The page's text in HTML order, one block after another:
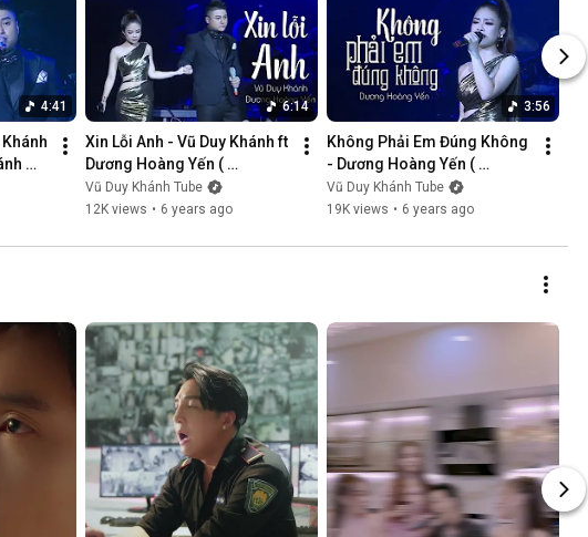
4:41 6:14
Xin Lỗi Anh - Vũ Duy Khánh ft
Dương Hoàng Yến (
LiveShow Vũ Duy Khánh
2019 Phần 5/21 )
Vũ Duy Khánh Tube
12K views • 6 years ago
3:56
Không Phải Em Đúng Không
- Dương Hoàng Yến (
LiveShow Vũ Duy Khánh
2019 Phần 6/21 )
Vũ Duy Khánh Tube
19K views • 6 years ago